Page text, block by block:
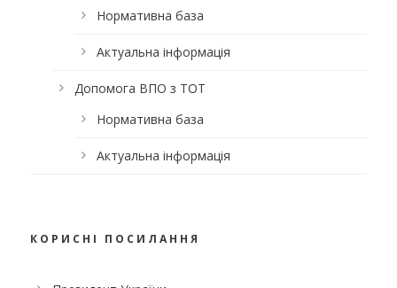
Нормативна база
Актуальна інформація
Допомога ВПО з ТОТ
Нормативна база
Актуальна інформація
КОРИСНІ ПОСИЛАННЯ